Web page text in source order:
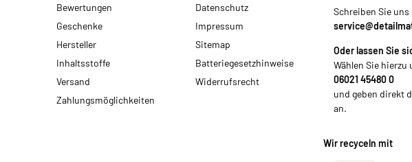
Bewertungen
Geschenke
Hersteller
Inhaltsstoffe
Versand
Zahlungsmöglichkeiten
Datenschutz
Impressum
Sitemap
Batteriegesetzhinweise
Widerrufsrecht
Schreiben Sie
Oder lassen Sie
Wählen Sie hierzu
06021 45480 0
und geben direkt
an.
Wir recyceln mit